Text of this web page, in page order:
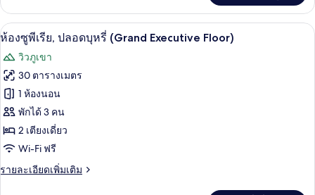
Floor)
เกี่ยว
กับ
ห้อง
ดับเบิล,
ปลอด
บุหรี่
(Grand
Executive
Floor)
เปิด
ภาพถ่าย
ทั้งหมด
ของ
ห้อง
ซู
พี
เรีย,
ห้องซูพีเรีย, ปลอดบุหรี่ (Grand
10
ห้องซูพีเรีย, ปลอดบุหรี่ (Grand Executive Floor)
วิวภูเขา
30 ตารางเมตร
1 ห้องนอน
พักได้ 3 คน
2 เตียงเดี่ยว
Wi-Fi ฟรี
รายละเอียดเพิ่มเติม
ราย